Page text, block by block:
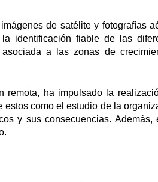
de satélite y fotografías
identificación fiable de las
a las zonas de
remota, ha impulsado la
como el estudio de la
y sus consecuencias. Además,